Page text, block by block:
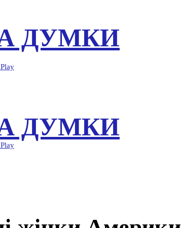
ДУМКИ
ДУМКИ